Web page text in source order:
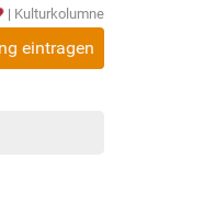
| Kulturkolumne
eintragen